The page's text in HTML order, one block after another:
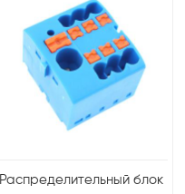
Распределительный блок